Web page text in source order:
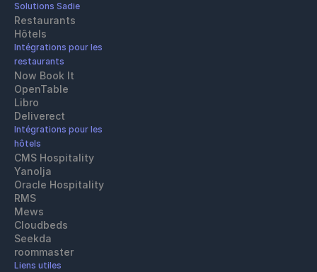
Solutions Sadie
Restaurants
Hôtels
Intégrations pour les
restaurants
Now Book It
OpenTable
Libro
Deliverect
Intégrations pour les
hôtels
CMS Hospitality
Yanolja
Oracle Hospitality
RMS
Mews
Cloudbeds
Seekda
roommaster
Liens utiles